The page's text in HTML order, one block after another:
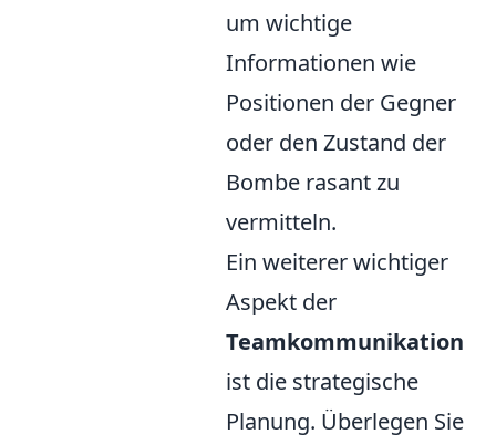
um wichtige
Informationen wie
Positionen der Gegner
oder den Zustand der
Bombe rasant zu
vermitteln.
Ein weiterer wichtiger
Aspekt der
Teamkommunikation
ist die strategische
Planung. Überlegen Sie